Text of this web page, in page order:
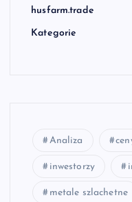
husfarm.trade
Kategorie
Analiza
inwestorzy
metale szlachetne